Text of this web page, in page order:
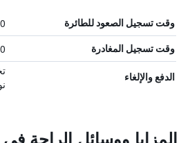
وقت تسجيل الصعود للطائرة
وقت تسجيل المغادرة
الدفع والإلغاء